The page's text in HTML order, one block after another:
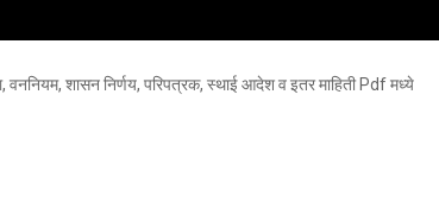
वननियम, शासन निर्णय, परिपत्रक, स्थाई आदेश व इतर माहिती Pdf मध्ये